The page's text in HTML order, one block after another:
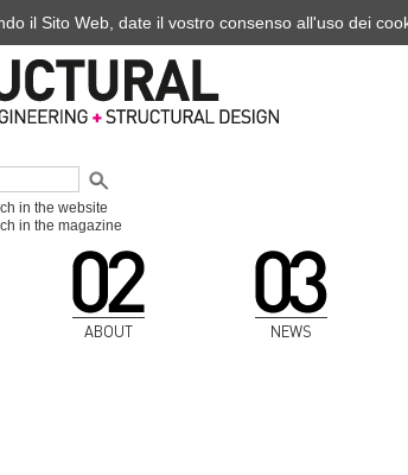
in the website
in the magazine
ABOUT NEWS
il Sito Web, date il vostro consenso all'uso dei